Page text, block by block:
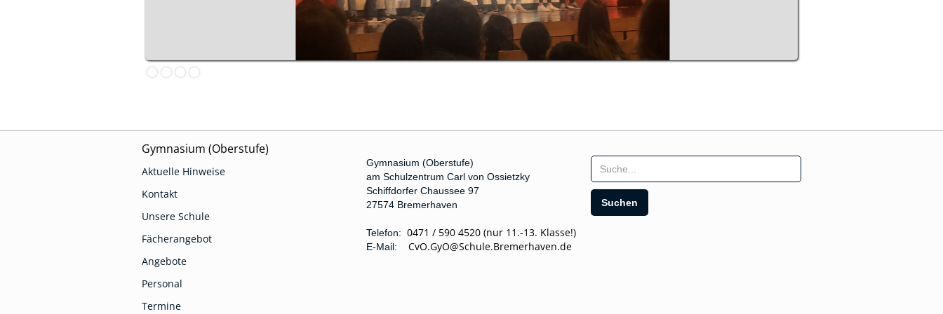
Slide 2 of 4.
Gymnasium (Oberstufe)
Aktuelle Hinweise
Kontakt
Unsere Schule
Fächerangebot
Angebote
Personal
Termine
Gymnasium (Oberstufe)
am Schulzentrum Carl von Ossietzky
Schiffdorfer Chaussee 97
27574 Bremerhaven
Telefon: 0471 / 590 4520 (nur 11.-13. Klasse!)
E-Mail: CvO.GyO@Schule.Bremerhaven.de